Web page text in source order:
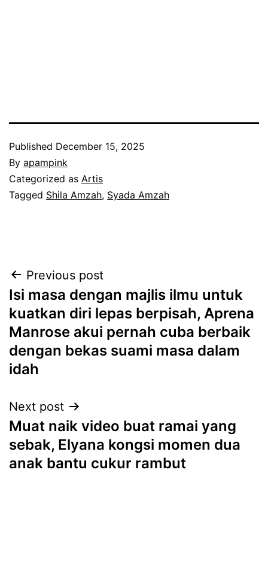
Published December 15, 2025
By apampink
Categorized as Artis
Tagged Shila Amzah, Syada Amzah
Post
navigation
Previous post
Isi masa dengan majlis ilmu untuk
kuatkan diri lepas berpisah, Aprena
Manrose akui pernah cuba berbaik
dengan bekas suami masa dalam
idah
Next post
Muat naik video buat ramai yang
sebak, Elyana kongsi momen dua
anak bantu cukur rambut